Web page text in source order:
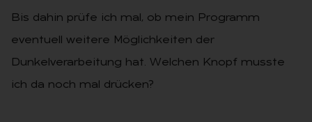
Bis dahin prüfe ich mal, ob mein Programm
eventuell weitere Möglichkeiten der
Dunkelverarbeitung hat. Welchen Knopf musste
ich da noch mal drücken?